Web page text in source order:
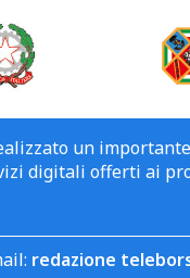
un
digitali offerti ai
redazione